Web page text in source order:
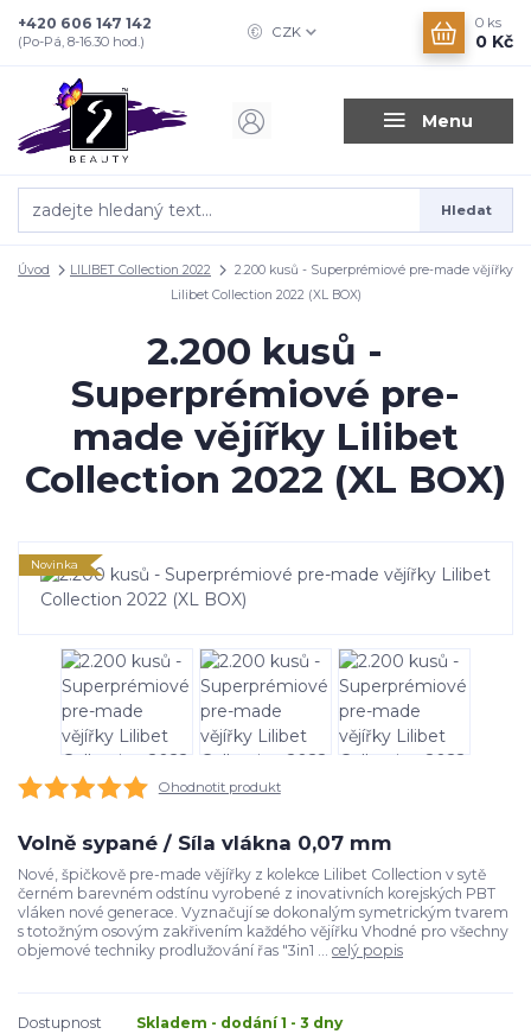
Menu
CZK
Hledat
+420 606 147 142
(Po-Pá, 8-16.30 hod.)
0 ks
0 Kč
Úvod LILIBET Collection 2022
2.200 kusů - Superprémiové pre-made vějířky
Lilibet Collection 2022 (XL BOX)
2.200 kusů -
Superprémiové pre-
made vějířky Lilibet
Collection 2022 (XL BOX)
Novinka
Ohodnotit produkt
Volně sypané / Síla vlákna 0,07 mm
Nové, špičkově pre-made vějířky z kolekce Lilibet Collection v sytě
černém barevném odstínu vyrobené z inovativních korejských PBT
vláken nové generace. Vyznačují se dokonalým symetrickým tvarem
s totožným osovým zakřivením každého vějířku Vhodné pro všechny
objemové techniky prodlužování řas "3in1 ... celý popis
Dostupnost
Skladem - dodání 1 - 3 dny